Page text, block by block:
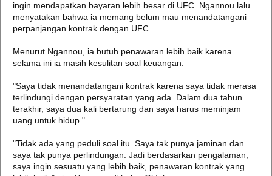
ingin mendapatkan bayaran lebih besar di UFC. Ngannou lalu
menyatakan bahwa ia memang belum mau menandatangani
perpanjangan kontrak dengan UFC.
Menurut Ngannou, ia butuh penawaran lebih baik karena
selama ini ia masih kesulitan soal keuangan.
"Saya tidak menandatangani kontrak karena saya tidak merasa
terlindungi dengan persyaratan yang ada. Dalam dua tahun
terakhir, saya dua kali bertarung dan saya harus meminjam
uang untuk hidup."
"Tidak ada yang peduli soal itu. Saya tak punya jaminan dan
saya tak punya perlindungan. Jadi berdasarkan pengalaman,
saya ingin sesuatu yang lebih baik, penawaran kontrak yang